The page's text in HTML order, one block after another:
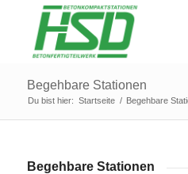
Begehbare Stationen
Du bist hier: Startseite / Begehbare
Begehbare Stationen